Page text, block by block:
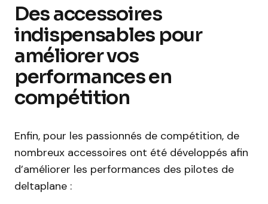
Des accessoires
indispensables pour
améliorer vos
performances en
compétition
Enfin, pour les passionnés de compétition, de
nombreux accessoires ont été développés afin
d’améliorer les performances des pilotes de
deltaplane :